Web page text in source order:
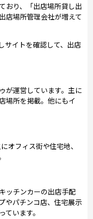
おり、「出店場所貸し出
店場所管理会社が増えて
サイトを確認して、出店
が運営しています。主に
場所を掲載。他にもイ
オフィス街や住宅地、
ッチンカーの出店手配
やパチンコ店、住宅展示
います。